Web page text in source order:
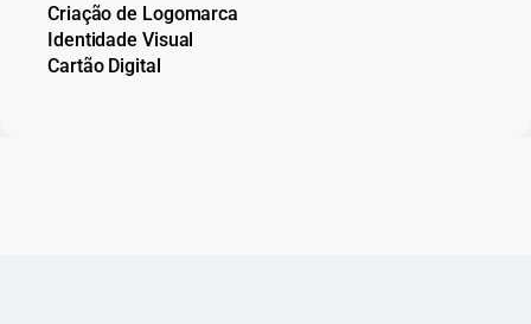
Criação de Logomarca
Identidade Visual
Cartão Digital